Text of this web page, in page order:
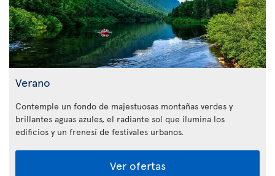
Verano
Contemple un fondo de majestuosas montañas verdes y
brillantes aguas azules, el radiante sol que ilumina los
edificios y un frenesí de festivales urbanos.
Ver ofertas